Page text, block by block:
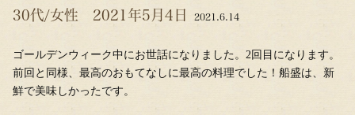
30代/女性 2021年5月4日 2021.6.14
ゴールデンウィーク中にお世話になりました。2回目になります。
前回と同様、最高のおもてなしに最高の料理でした！船盛は、新
鮮で美味しかったです。